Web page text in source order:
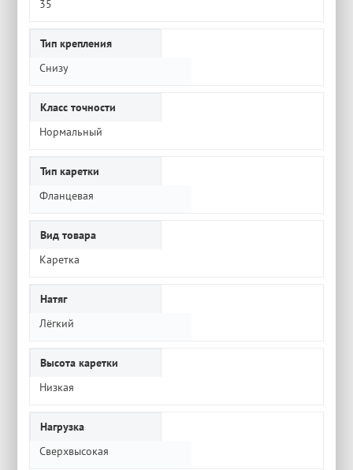
35
Тип крепления
Снизу
Класс точности
Нормальный
Тип каретки
Фланцевая
Вид товара
Каретка
Натяг
Лёгкий
Высота каретки
Низкая
Нагрузка
Сверхвысокая